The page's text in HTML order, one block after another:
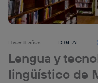
Hace 8 años DIGITAL
Lengua y
lingüístico de